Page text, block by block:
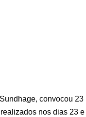
convocou 23
nos dias 23 e